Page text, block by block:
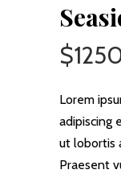
Lorem
adipiscing
ut lobortis
Praesent